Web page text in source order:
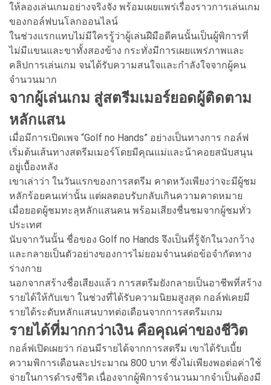
ให้ลองเล่นเกมอย่างจริงจัง พร้อมเผยแพร่เรื่องราวการเล่นเกม
ของกอล์ฟบนโลกออนไลน์
ในช่วงแรกแทบไม่มีใครรู้ว่าผู้เล่นฝีมือดีคนนั้นเป็นผู้พิการที่
ไม่มีแขนและขาทั้งสองข้าง กระทั่งมีการเผยแพร่ภาพและ
คลิปการเล่นเกม จนได้รับความสนใจและกำลังใจจากผู้คน
จำนวนมาก
จากผู้เล่นเกม สู่สตรีมเมอร์ยอดผู้ติดตาม
หลักแสน
เมื่อมีการเปิดเพจ “Golf no Hands” อย่างเป็นทางการ กอล์ฟ
เริ่มต้นเส้นทางสตรีมเมอร์โดยมีคุณแม่และน้าคอยสนับสนุน
อยู่เบื้องหลัง
เขาเล่าว่า ในวันแรกของการสตรีม คาดหวังเพียงว่าจะมีผู้ชม
หลักร้อยคนเท่านั้น แต่ผลตอบรับกลับเกินความคาดหมาย
เมื่อยอดผู้ชมทะลุหลักแสนคน พร้อมเสียงชื่นชมจากผู้ชมทั่ว
ประเทศ
นับจากวันนั้น ชื่อของ Golf no Hands จึงเป็นที่รู้จักในวงกว้าง
และกลายเป็นตัวอย่างของการไม่ยอมจำนนต่อข้อจำกัดทาง
ร่างกาย
นอกจากสร้างชื่อเสียงแล้ว การสตรีมยังกลายเป็นอาชีพที่สร้าง
รายได้ให้กับเขา ในช่วงที่ได้รับความนิยมสูงสุด กอล์ฟเคยมี
รายได้ระดับหลักแสนบาทต่อเดือนจากการสตรีมเกม
รายได้ที่มากกว่าเงิน คือคุณค่าของชีวิต
กอล์ฟเปิดเผยว่า ก่อนมีรายได้จากการสตรีม เขาได้รับเบี้ย
ความพิการเดือนละประมาณ 800 บาท ซึ่งไม่เพียงพอต่อค่าใช้
จ่ายในการดำรงชีวิต เนื่องจากผู้พิการจำนวนมากจำเป็นต้องมี